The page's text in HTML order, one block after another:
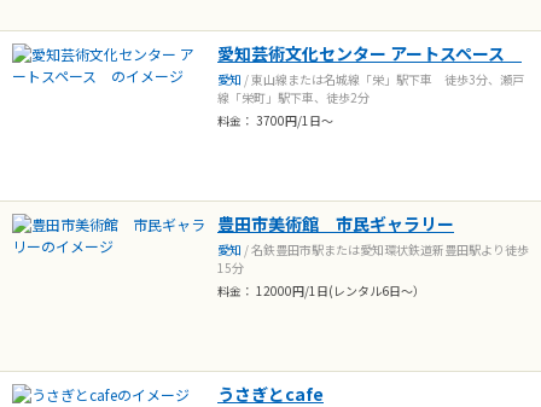
愛知芸術文化センター アートスペース
愛知 / 東山線または名城線「栄」駅下車 徒歩3分、瀬戸
線「栄町」駅下車、徒歩2分
料金： 3700円/1日～
豊田市美術館 市民ギャラリー
愛知 / 名鉄豊田市駅または愛知環状鉄道新豊田駅より徒歩
15分
料金： 12000円/1日(レンタル6日～）
うさぎとcafe